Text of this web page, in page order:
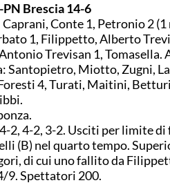
Brescia 14-6
Conte 1, Petronio 2 (1
1, Filippetto, Alberto
Trevisan 1, Tomasella.
Santopietro, Miotto, Zugni,
4, Turati, Maitini,
2, 4-2, 3-2. Usciti per limite di
(B) nel quarto tempo.
di cui uno fallito da
9. Spettatori 200.